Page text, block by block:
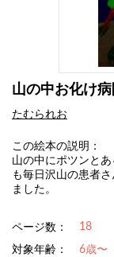
山の中お化け
たむられお
この絵本の説明：
山の中にポツンと
も毎日沢山の患者
ました。
ページ数： 18
対象年齢：
6歳〜